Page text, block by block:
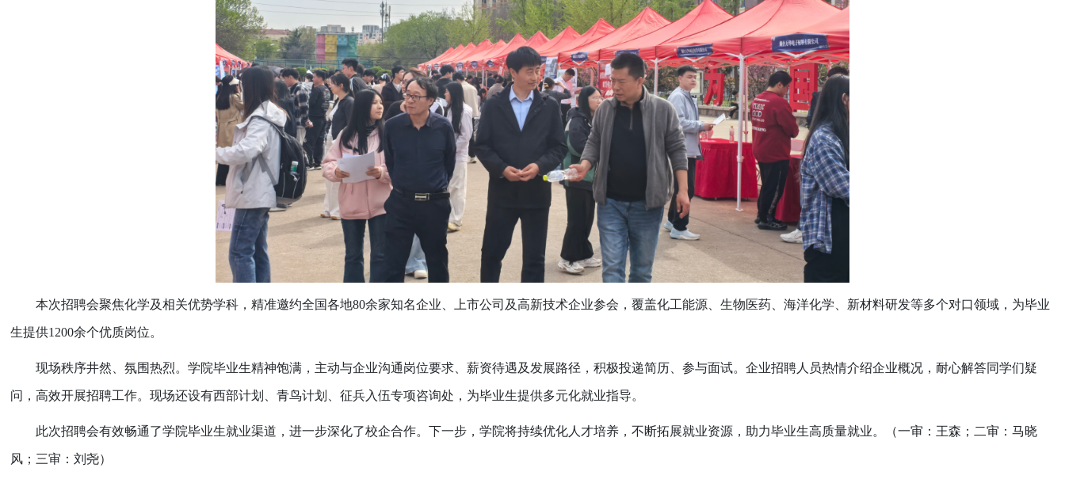
本次招聘会聚焦化学及相关优势学科，精准邀约全国各地80余家知名企业、上市公司及高新技术企业参会，覆盖化工能源、生物医药、海洋化学、新材料研发等多个对口领域，为毕业
生提供1200余个优质岗位。
现场秩序井然、氛围热烈。学院毕业生精神饱满，主动与企业沟通岗位要求、薪资待遇及发展路径，积极投递简历、参与面试。企业招聘人员热情介绍企业概况，耐心解答同学们疑
问，高效开展招聘工作。现场还设有西部计划、青鸟计划、征兵入伍专项咨询处，为毕业生提供多元化就业指导。
此次招聘会有效畅通了学院毕业生就业渠道，进一步深化了校企合作。下一步，学院将持续优化人才培养，不断拓展就业资源，助力毕业生高质量就业。（一审：王森；二审：马晓
风；三审：刘尧）